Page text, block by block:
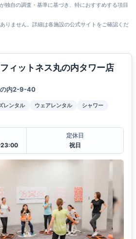
独自の調査・基準に基づき、特におすすめする項目
りません。詳細は各施設の公式サイトをご確認くだ
ィットネス丸の内タワー店
の内2-9-40
レンタル ウェアレンタル
シャワー
23:00
定休日
祝日